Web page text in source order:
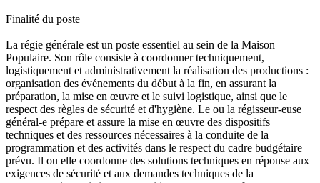
Finalité du poste
La régie générale est un poste essentiel au sein de la Maison
Populaire. Son rôle consiste à coordonner techniquement,
logistiquement et administrativement la réalisation des productions :
organisation des événements du début à la fin, en assurant la
préparation, la mise en œuvre et le suivi logistique, ainsi que le
respect des règles de sécurité et d'hygiène. Le ou la régisseur-euse
général-e prépare et assure la mise en œuvre des dispositifs
techniques et des ressources nécessaires à la conduite de la
programmation et des activités dans le respect du cadre budgétaire
prévu. Il ou elle coordonne des solutions techniques en réponse aux
exigences de sécurité et aux demandes techniques de la